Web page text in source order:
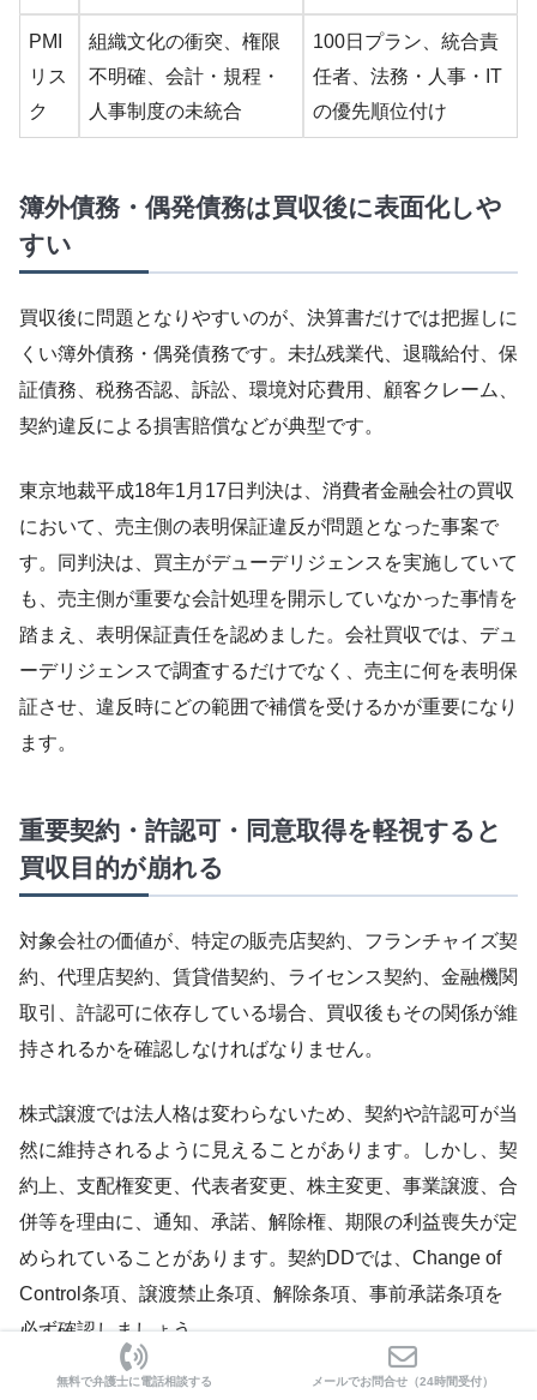
PMI
リス
ク
組織文化の衝突、権限
不明確、会計・規程・
人事制度の未統合
100日プラン、統合責
任者、法務・人事・IT
の優先順位付け
簿外債務・偶発債務は買収後に表面化しや
すい
買収後に問題となりやすいのが、決算書だけでは把握しに
くい簿外債務・偶発債務です。未払残業代、退職給付、保
証債務、税務否認、訴訟、環境対応費用、顧客クレーム、
契約違反による損害賠償などが典型です。
東京地裁平成18年1月17日判決は、消費者金融会社の買収
において、売主側の表明保証違反が問題となった事案で
す。同判決は、買主がデューデリジェンスを実施していて
も、売主側が重要な会計処理を開示していなかった事情を
踏まえ、表明保証責任を認めました。会社買収では、デュ
ーデリジェンスで調査するだけでなく、売主に何を表明保
証させ、違反時にどの範囲で補償を受けるかが重要になり
ます。
重要契約・許認可・同意取得を軽視すると
買収目的が崩れる
対象会社の価値が、特定の販売店契約、フランチャイズ契
約、代理店契約、賃貸借契約、ライセンス契約、金融機関
取引、許認可に依存している場合、買収後もその関係が維
持されるかを確認しなければなりません。
株式譲渡では法人格は変わらないため、契約や許認可が当
然に維持されるように見えることがあります。しかし、契
約上、支配権変更、代表者変更、株主変更、事業譲渡、合
併等を理由に、通知、承諾、解除権、期限の利益喪失が定
められていることがあります。契約DDでは、Change of
Control条項、譲渡禁止条項、解除条項、事前承諾条項を
必ず確認しましょう。
無料で弁護士に電話相談する メールでお問合せ（24時間受付）